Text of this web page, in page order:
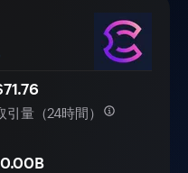
引量（24時間）